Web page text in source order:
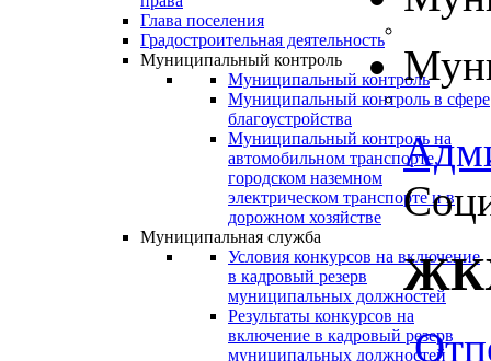
Глава поселения
Градостроительная деятельность
Муниципальный контроль
Муниципальный контроль
Муниципальный контроль в сфере
благоустройства
Муниципальный контроль на
автомобильном транспорте,
городском наземном
электрическом транспорте и в
дорожном хозяйстве
Муниципальная служба
Условия конкурсов на включение
в кадровый резерв
муниципальных должностей
Результаты конкурсов на
включение в кадровый резерв
муниципальных должностей